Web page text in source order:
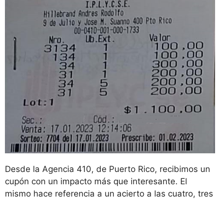
Desde la Agencia 410, de Puerto Rico, recibimos un
cupón con un impacto más que interesante. El
mismo hace referencia a un acierto a las cuatro, tres